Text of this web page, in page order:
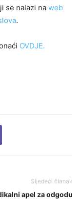
se nalazi na web
.
OVDJE.
Sljedeći članak
apel za odgodu